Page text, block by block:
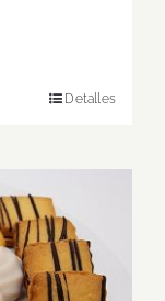
Detalles